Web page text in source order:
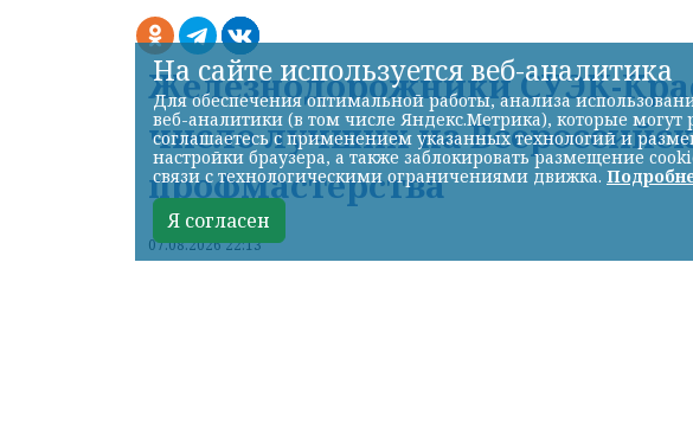
Железнодорожники СУЭК-
число лучших на
профмастерства
07.08.2026 22:13
На сайте используется веб-аналитика
Для обеспечения оптимальной работы, анализа
веб-аналитики (в том числе Яндекс.Метрика), которые
соглашаетесь с применением указанных технологий и
настройки браузера, а также заблокировать размещение
связи с технологическими ограничениями движка.
Я согласен